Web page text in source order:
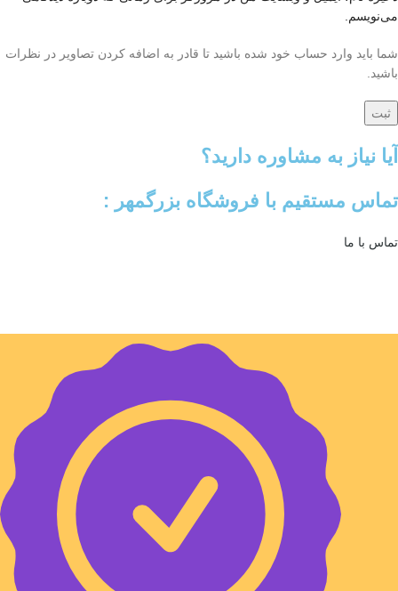
می‌نویسم.
شما باید وارد حساب خود شده باشید تا قادر به اضافه کردن تصاویر در نظرات
باشید.
آیا نیاز به مشاوره دارید؟
تماس مستقیم با فروشگاه بزرگمهر :
تماس با ما